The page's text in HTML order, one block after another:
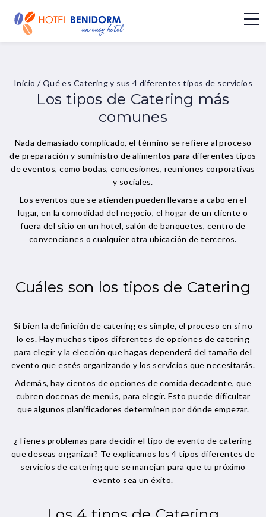
Inicio /Qué es Catering y sus 4 diferentes tipos de servicios
Los tipos de Catering más
comunes
Nada demasiado complicado, el término se refiere al proceso
de preparación y suministro de alimentos para diferentes tipos
de eventos, como bodas, concesiones, reuniones corporativas
y sociales.
Los eventos que se atienden pueden llevarse a cabo en el
lugar, en la comodidad del negocio, el hogar de un cliente o
fuera del sitio en un hotel, salón de banquetes, centro de
convenciones o cualquier otra ubicación de terceros.
Cuáles son los tipos de Catering
Si bien la definición de catering es simple, el proceso en sí no
lo es. Hay muchos tipos diferentes de opciones de catering
para elegir y la elección que hagas dependerá del tamaño del
evento que estés organizando y los servicios que necesitarás.
Además, hay cientos de opciones de comida decadente, que
cubren docenas de menús, para elegir. Esto puede dificultar
que algunos planificadores determinen por dónde empezar.
¿Tienes problemas para decidir el tipo de evento de catering
que deseas organizar? Te explicamos los 4 tipos diferentes de
servicios de catering que se manejan para que tu próximo
evento sea un éxito.